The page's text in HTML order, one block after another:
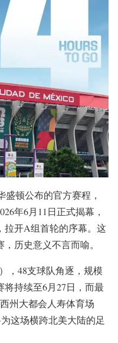
顿公布的官方赛程，
年6月11日正式揭幕，
拉开A组首轮的序幕。这
，历史意义不言而喻。
，48支球队角逐，规模
持续至6月27日，而最
州大都会人寿体育场
为这场横跨北美大陆的足